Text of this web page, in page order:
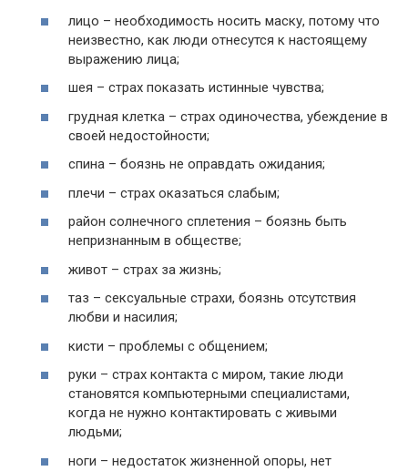
лицо – необходимость носить маску, потому что
неизвестно, как люди отнесутся к настоящему
выражению лица;
шея – страх показать истинные чувства;
грудная клетка – страх одиночества, убеждение в
своей недостойности;
спина – боязнь не оправдать ожидания;
плечи – страх оказаться слабым;
район солнечного сплетения – боязнь быть
непризнанным в обществе;
живот – страх за жизнь;
таз – сексуальные страхи, боязнь отсутствия
любви и насилия;
кисти – проблемы с общением;
руки – страх контакта с миром, такие люди
становятся компьютерными специалистами,
когда не нужно контактировать с живыми
людьми;
ноги – недостаток жизненной опоры, нет